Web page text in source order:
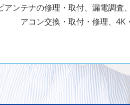
ンテナの修理・取付、漏電調査
アコン交換・取付・修理、4K